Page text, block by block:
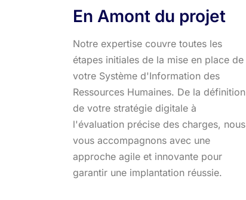
En Amont du projet
Notre expertise couvre toutes les
étapes initiales de la mise en place de
votre Système d'Information des
Ressources Humaines. De la définition
de votre stratégie digitale à
l'évaluation précise des charges, nous
vous accompagnons avec une
approche agile et innovante pour
garantir une implantation réussie.